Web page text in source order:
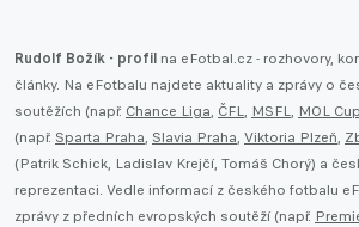
Rudolf Božík - profil na eFotbal.cz - rozhovory,
články. Na eFotbalu najdete aktuality a zprávy o
soutěžích (např. Chance Liga, ČFL, MSFL, MOL Cup
(např. Sparta Praha, Slavia Praha, Viktoria Plzeň,
(Patrik Schick, Ladislav Krejčí, Tomáš Chorý) a
reprezentaci. Vedle informací z českého fotbalu
zprávy z předních evropských soutěží (např.